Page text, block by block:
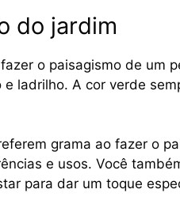
do jardim
o paisagismo de um
ladrilho. A cor verde
grama ao fazer o
e usos. Você
para dar um toque